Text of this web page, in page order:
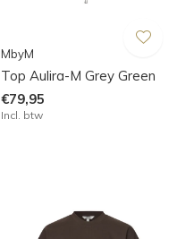
MbyM
Top Aulira-M Grey Green
€79,95
Incl. btw